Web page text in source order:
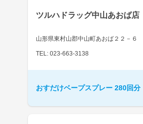
ツルハドラッグ中山あおば店
山形県東村山郡中山町あおば２２－６
TEL: 023-663-3138
おすだけベープスプレー 280回分